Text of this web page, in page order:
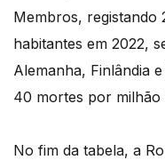
Membros, registando
habitantes em 2022,
Alemanha, Finlândia
40 mortes por milhão
No fim da tabela, a